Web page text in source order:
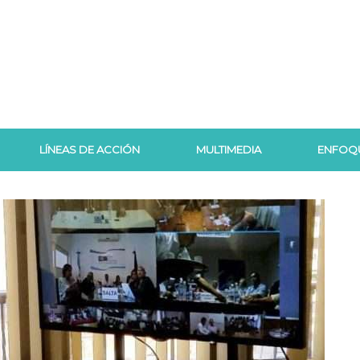
LÍNEAS DE ACCIÓN MULTIMEDIA